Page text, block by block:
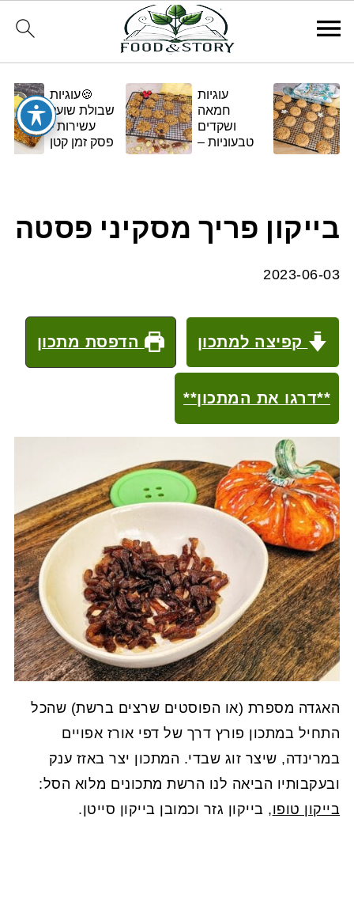
עוגיות
חמאה
ושקדים
טבעוניות –
🍪עוגיות
שבולת שועל
עשירות -
פסק זמן קטן
בייקון פריך מסקיני פסטה
2023-06-03
קפיצה למתכון הדפסת מתכון
**דרגו את המתכון**
האגדה מספרת (או הפוסטים שרצים ברשת) שהכל
התחיל במתכון פורץ דרך של דפי אורז אפויים
במרינדה, שיצר זוג שבדי. המתכון יצר באזז ענק
ובעקבותיו הביאה לנו הרשת מתכונים מלוא הסל:
בייקון טופו, בייקון גזר וכמובן בייקון סייטן.